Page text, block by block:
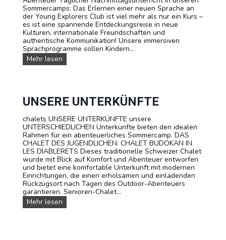
d
P
r
e
i
s
Sommercamps: Das Erlernen einer neuen Sprache an
der Young Explorers Club ist viel mehr als nur ein Kurs –
es ist eine spannende Entdeckungsreise in neue
Kulturen, internationale Freundschaften und
authentische Kommunikation! Unsere immersiven
Sprachprogramme sollen Kindern...
Mehr lesen
p
h
k
u
r
s
e
:
L
e
r
n
e
n
UNSERE UNTERKÜNFTE
chalets UNSERE UNTERKÜNFTE unsere
UNTERSCHIEDLICHEN Unterkünfte bieten den idealen
Rahmen für ein abenteuerliches Sommercamp. DAS
CHALET DES JUGENDLICHEN: CHALET BUDOKAN IN
LES DIABLERETS Dieses traditionelle Schweizer Chalet
wurde mit Blick auf Komfort und Abenteuer entworfen
und bietet eine komfortable Unterkunft mit modernen
Einrichtungen, die einen erholsamen und einladenden
Rückzugsort nach Tagen des Outdoor-Abenteuers
garantieren. Senioren-Chalet...
Mehr lesen
n